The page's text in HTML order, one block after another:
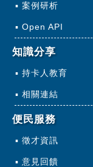
案例研析
Open API
知識分享
持卡人教育
相關連結
便民服務
徵才資訊
意見回饋